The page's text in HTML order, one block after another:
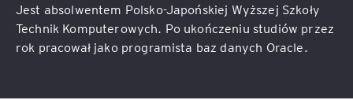
Jest absolwentem Polsko-Japońskiej Wyższej Szkoły
Technik Komputerowych. Po ukończeniu studiów przez
rok pracował jako programista baz danych Oracle.